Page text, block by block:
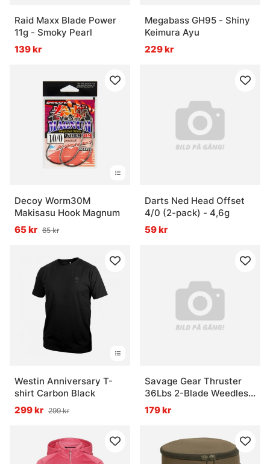
Raid Maxx Blade Power
11g - Smoky Pearl
139 kr
Megabass GH95 - Shiny
Keimura Ayu
229 kr
Decoy Worm30M
Makisasu Hook Magnum
65 kr 65 kr
Darts Ned Head Offset
4/0 (2-pack) - 4,6g
59 kr
Westin Anniversary T-
shirt Carbon Black
299 kr 299 kr
Savage Gear Thruster
36Lbs 2-Blade Weedless
Prop Kit
179 kr